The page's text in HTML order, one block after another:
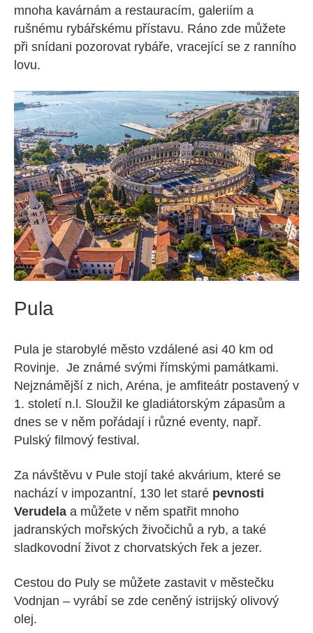
mnoha kavárnám a restauracím, galeriím a
rušnému rybářskému přístavu. Ráno zde můžete
při snídani pozorovat rybáře, vracející se z ranního
lovu.
Pula
Pula je starobylé město vzdálené asi 40 km od
Rovinje. Je známé svými římskými památkami.
Nejznámější z nich, Aréna, je amfiteátr postavený v
1. století n.l. Sloužil ke gladiátorským zápasům a
dnes se v něm pořádají i různé eventy, např.
Pulský filmový festival.
Za návštěvu v Pule stojí také akvárium, které se
nachází v impozantní, 130 let staré pevnosti
Verudela a můžete v něm spatřit mnoho
jadranských mořských živočichů a ryb, a také
sladkovodní život z chorvatských řek a jezer.
Cestou do Puly se můžete zastavit v městečku
Vodnjan – vyrábí se zde ceněný istrijský olivový
olej.